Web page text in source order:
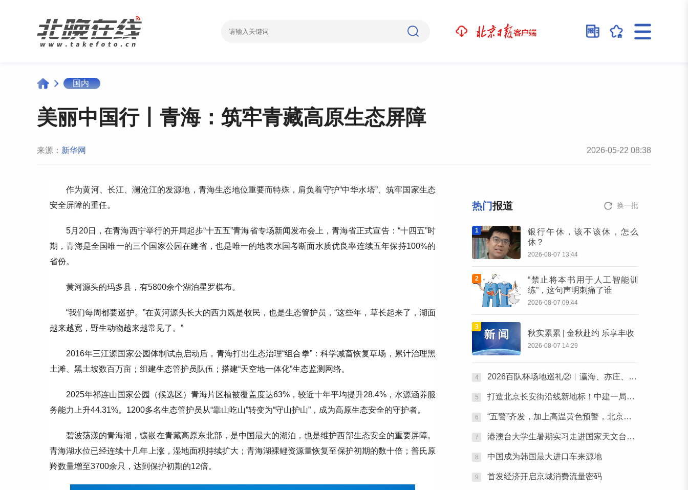
国内
美丽中国行丨青海：筑牢青藏高原生态屏障
来源： 新华网 2026-05-22 08:38
作为黄河、长江、澜沧江的发源地，青海生态地位重要而特殊，肩负着守护“中华水塔”、筑牢国家生态
安全屏障的重任。
5月20日，在青海西宁举行的开局起步“十五五”青海省专场新闻发布会上，青海省正式宣告：“十四五”时
期，青海是全国唯一的三个国家公园在建省，也是唯一的地表水国考断面水质优良率连续五年保持100%的
省份。
黄河源头的玛多县，有5800余个湖泊星罗棋布。
“我们每周都要巡护。”在黄河源头长大的西力既是牧民，也是生态管护员，“这些年，草长起来了，湖面
越来越宽，野生动物越来越常见了。”
2016年三江源国家公园体制试点启动后，青海打出生态治理“组合拳”：科学减畜恢复草场，累计治理黑
土滩、黑土坡数百万亩；组建生态管护员队伍；搭建“天空地一体化”生态监测网络。
2025年祁连山国家公园（候选区）青海片区植被覆盖度达63%，较近十年平均提升28.4%，水源涵养服
务能力上升44.31%。1200多名生态管护员从“靠山吃山”转变为“守山护山”，成为高原生态安全的守护者。
碧波荡漾的青海湖，镶嵌在青藏高原东北部，是中国最大的湖泊，也是维护西部生态安全的重要屏障。
青海湖水位已经连续十几年上涨，湿地面积持续扩大；青海湖裸鲤资源量恢复至保护初期的数十倍；普氏原
羚数量增至3700余只，达到保护初期的12倍。
热门报道 换一批
1
银行午休，该不该休，怎么
休？
2026-08-07 13:44
2
“禁止将本书用于人工智能训
练”，这句声明刺痛了谁
2026-08-07 09:44
3
秋实累累 | 金秋赴约 乐享丰收
2026-08-07 14:29
4 2026百队杯场地巡礼②︱瀛海、亦庄、小花猫赛区将承办多组别百队杯比赛
5 打造北京长安街沿线新地标！中建一局中标CBD核心区Z9地块项目
6 “五警”齐发，加上高温黄色预警，北京目前“六警”生效中
7 港澳台大学生暑期实习走进国家天文台兴隆站，大国重器震撼人心
8 中国成为韩国最大进口车来源地
9 首发经济开启京城消费流量密码